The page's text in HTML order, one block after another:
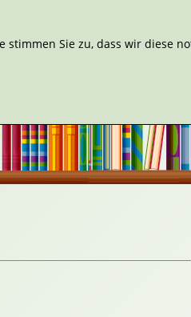
Sie zu, dass wir diese